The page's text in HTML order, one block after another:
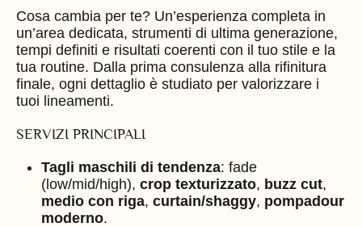
Cosa cambia per te? Un’esperienza completa in
un’area dedicata, strumenti di ultima generazione,
tempi definiti e risultati coerenti con il tuo stile e la
tua routine. Dalla prima consulenza alla rifinitura
finale, ogni dettaglio è studiato per valorizzare i
tuoi lineamenti.
SERVIZI PRINCIPALI
Tagli maschili di tendenza: fade
(low/mid/high), crop texturizzato, buzz cut,
medio con riga, curtain/shaggy, pompadour
moderno.